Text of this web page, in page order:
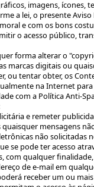
imagens, ícones,
a lei, o presente
e com os bons
o acesso público,
forma alterar o
marcas digitais ou
ou tentar obter, os
na Internet
com a Política Anti-
e remeter
mensagens
não solicitadas
se pode ter acesso
com qualquer
de e-mail em
receber um ou